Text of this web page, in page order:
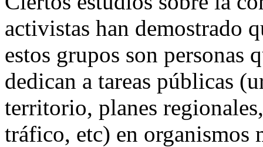
activistas han demostrado
estos grupos son personas
dedican a tareas públicas
territorio, planes
tráfico, etc) en organismos